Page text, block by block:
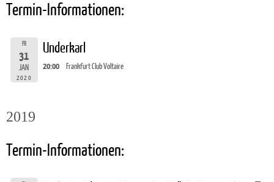
Termin-Informationen:
FR
31
JAN
2020
Underkarl
20:00 Frankfurt Club Voltaire
2019
Termin-Informationen: